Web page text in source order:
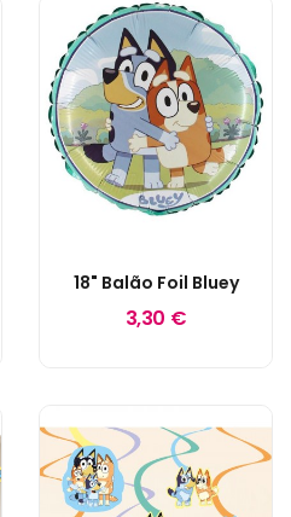
18" Balão Foil Bluey
3,30 €